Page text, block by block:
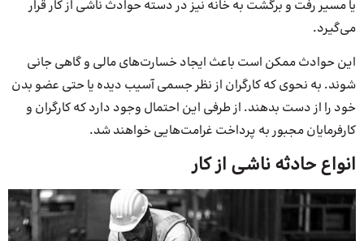
یا مسیر رفت و برگشت به خانه نیز در دسته حوادث ناشی از کار قرار
می‌گیرد.
این حوادث ممکن است باعث ایجاد خسارت‌های مالی و گاهی جانی
شوند. به نحوی که کارگران از نظر جسمی آسیب دیده یا حتی عضو بدن
خود را از دست بدهند. از طرفی این احتمال وجود دارد که کارگران و
کارفرمایان مجبور به پرداخت غرامت‌هایی خواهند شد.
انواع حادثه ناشی از کار